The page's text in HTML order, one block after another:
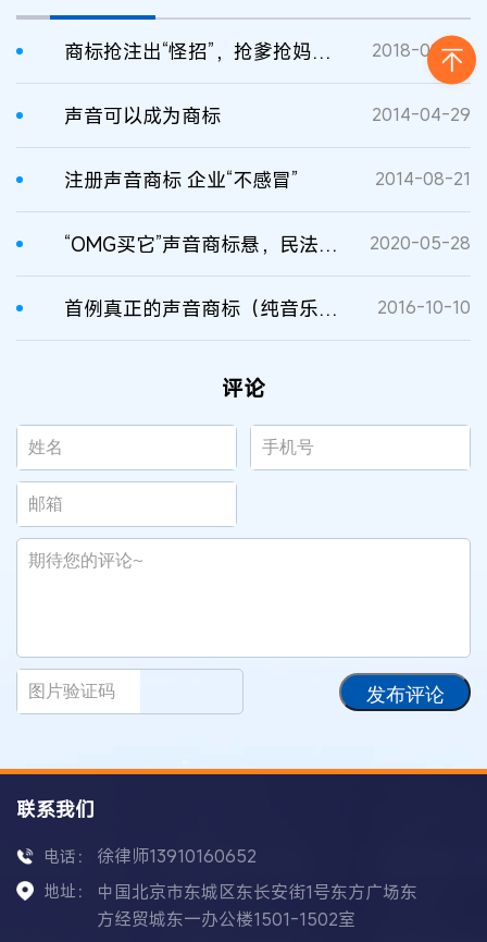
商标抢注出“怪招”，抢爹抢妈抢老婆 2018-08-29
声音可以成为商标 2014-04-29
注册声音商标 企业“不感冒” 2014-08-21
“OMG买它”声音商标悬，民法典声音权或更利好：个性化声音保护利用新路径 2020-05-28
首例真正的声音商标（纯音乐性质声音）已初审公告 2016-10-10
评论
发布评论
联系我们
电话： 徐律师13910160652
地址：
中国北京市东城区东长安街1号东方广场东
方经贸城东一办公楼1501-1502室